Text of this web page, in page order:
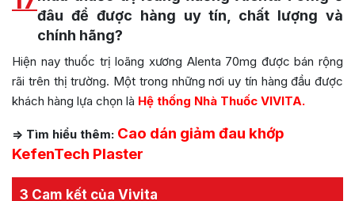
đâu để được hàng uy tín, chất lượng và
chính hãng?
Hiện nay thuốc trị loãng xương Alenta 70mg được bán rộng
rãi trên thị trường. Một trong những nơi uy tín hàng đầu được
khách hàng lựa chọn là Hệ thống Nhà Thuốc VIVITA.
=> Tìm hiểu thêm: Cao dán giảm đau khớp
KefenTech Plaster
3 Cam kết của Vivita